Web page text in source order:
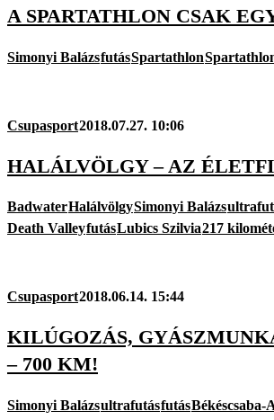
A SPARTATHLON CSAK
Simonyi BalázsfutásSpartathlon
Csupasport2018.07.27. 10:06
HALÁLVÖLGY – AZ
BadwaterHalálvölgySimonyi Balázs
Death ValleyfutásLubics Szilvia217
Csupasport2018.06.14. 15:44
KILÚGOZÁS,
– 700 KM!
Simonyi BalázsultrafutásfutásBékéscsaba-